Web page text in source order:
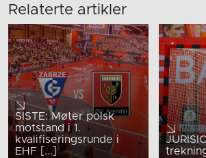
Relaterte artikler
SISTE: Møter polsk
motstand i 1.
kvalifiseringsrunde i
EHF [...]